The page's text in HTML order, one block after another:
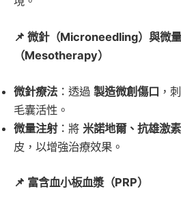
📌 微針（Microneedling）與微
（Mesotherapy）
微針療法 ：透過 製造微創傷口 ，
毛囊活性。
微量注射：將 米諾地爾、抗雄激
皮，以增強治療效果。
📌 富含血小板血漿（PRP）